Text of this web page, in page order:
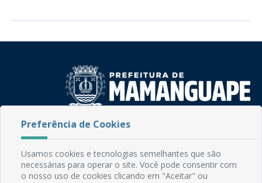
Rua do Imperador, 78, Centro
CEP: 58.280-000 - Mamanguape/PB
Fone: (83) 3292-2246
Email: comunicacao@mamanguape.pb.gov.br
Expediente: Segunda à Sexta, das 08h às 13h
Preferência de Cookies
Usamos cookies e tecnologias semelhantes que são
necessárias para operar o site. Você pode consentir com
o nosso uso de cookies clicando em "Aceitar" ou